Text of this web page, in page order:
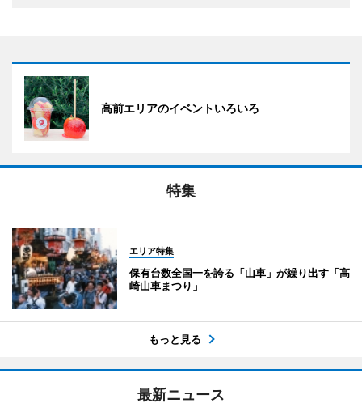
高前エリアのイベントいろいろ
特集
エリア特集
保有台数全国一を誇る「山車」が繰り出す「高
崎山車まつり」
もっと見る
最新ニュース